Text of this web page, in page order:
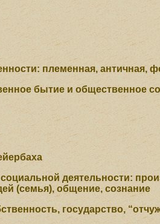
племенная, античная,
бытие и общественное
деятельности:
(семья), общение, сознание
государство,